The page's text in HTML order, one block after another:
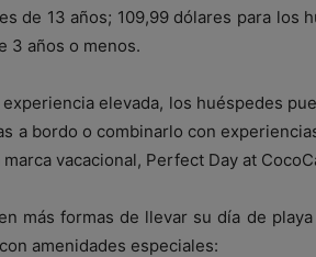
de 13 años; 109,99 dólares para los
3 años o menos.
elevada, los huéspedes
a bordo o combinarlo con
vacacional, Perfect Day at
más formas de llevar su día de
amenidades especiales: